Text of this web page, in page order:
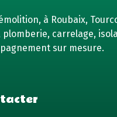
à Roubaix,
carrelage,
sur mesure.